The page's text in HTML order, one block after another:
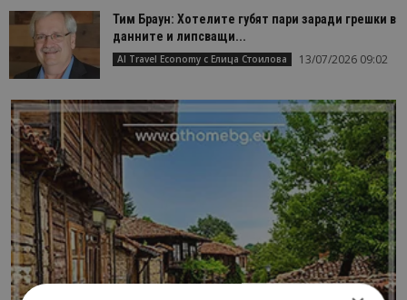
Тим Браун: Хотелите губят пари заради грешки в
данните и липсващи...
AI Travel Economy с Елица Стоилова 13/07/2026 09:02